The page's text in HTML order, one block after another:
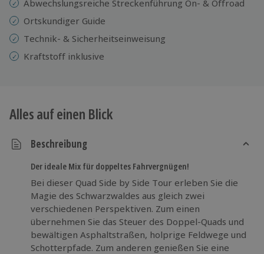
Abwechslungsreiche Streckenführung On- & Offroad
Ortskundiger Guide
Technik- & Sicherheitseinweisung
Kraftstoff inklusive
Alles auf einen Blick
Beschreibung
Der ideale Mix für doppeltes Fahrvergnügen!
Bei dieser Quad Side by Side Tour erleben Sie die
Magie des Schwarzwaldes aus gleich zwei
verschiedenen Perspektiven. Zum einen
übernehmen Sie das Steuer des Doppel-Quads und
bewältigen Asphaltstraßen, holprige Feldwege und
Schotterpfade. Zum anderen genießen Sie eine